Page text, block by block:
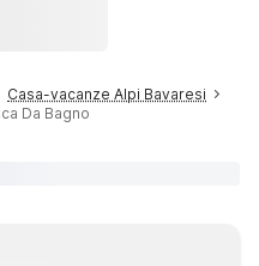
Casa-vacanze Alpi Bavaresi
Da Bagno